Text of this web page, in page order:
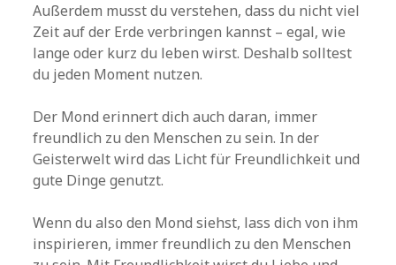
Außerdem musst du verstehen, dass du nicht viel
Zeit auf der Erde verbringen kannst – egal, wie
lange oder kurz du leben wirst. Deshalb solltest
du jeden Moment nutzen.
Der Mond erinnert dich auch daran, immer
freundlich zu den Menschen zu sein. In der
Geisterwelt wird das Licht für Freundlichkeit und
gute Dinge genutzt.
Wenn du also den Mond siehst, lass dich von ihm
inspirieren, immer freundlich zu den Menschen